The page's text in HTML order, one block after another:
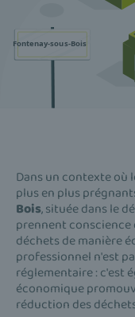
Dans un contexte où
plus en plus
Bois, située dans le
prennent
déchets de manière
professionnel n'est
réglementaire : c'est
économique
réduction des